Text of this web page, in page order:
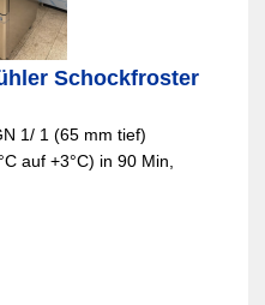
Schockfroster
1/ 1 (65 mm tief) 
auf +3°C) in 90 Min,